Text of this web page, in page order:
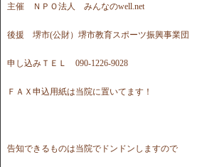
主催 ＮＰＯ法人 みんなのwell.net
後援 堺市(公財）堺市教育スポーツ振興事業団
申し込みＴＥＬ 090-1226-9028
ＦＡＸ申込用紙は当院に置いてます！
告知できるものは当院でドンドンしますので